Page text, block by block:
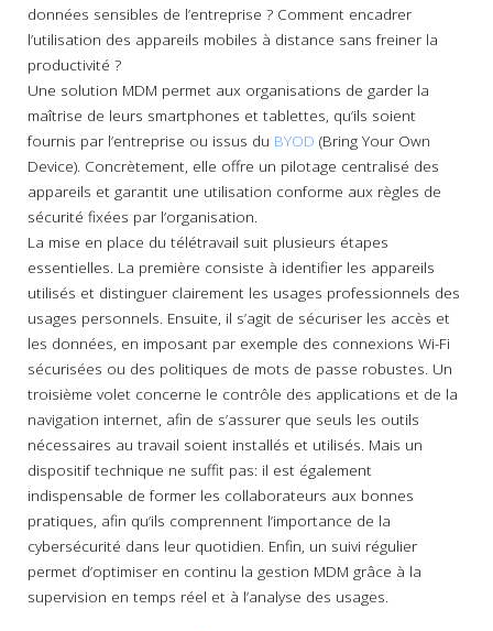
données sensibles de l’entreprise ? Comment encadrer
l’utilisation des appareils mobiles à distance sans freiner la
productivité ?
Une solution MDM permet aux organisations de garder la
maîtrise de leurs smartphones et tablettes, qu’ils soient
fournis par l’entreprise ou issus du BYOD (Bring Your Own
Device). Concrètement, elle offre un pilotage centralisé des
appareils et garantit une utilisation conforme aux règles de
sécurité fixées par l’organisation.
La mise en place du télétravail suit plusieurs étapes
essentielles. La première consiste à identifier les appareils
utilisés et distinguer clairement les usages professionnels des
usages personnels. Ensuite, il s’agit de sécuriser les accès et
les données, en imposant par exemple des connexions Wi-Fi
sécurisées ou des politiques de mots de passe robustes. Un
troisième volet concerne le contrôle des applications et de la
navigation internet, afin de s’assurer que seuls les outils
nécessaires au travail soient installés et utilisés. Mais un
dispositif technique ne suffit pas: il est également
indispensable de former les collaborateurs aux bonnes
pratiques, afin qu’ils comprennent l’importance de la
cybersécurité dans leur quotidien. Enfin, un suivi régulier
permet d’optimiser en continu la gestion MDM grâce à la
supervision en temps réel et à l’analyse des usages.